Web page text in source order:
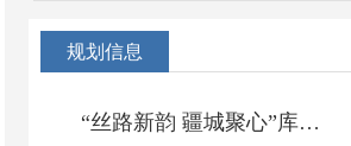
规划信息
“丝路新韵 疆城聚心”库尔勒国土空间规划城市中心区域设计挑战赛启动会召开